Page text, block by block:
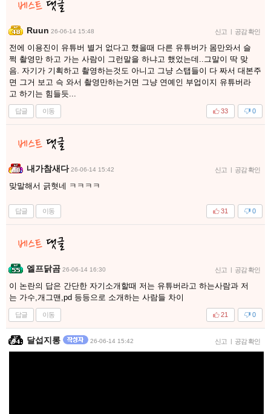
Ruun 26-06-14 15:48 신고 | 공감 확인
전에 이용진이 유튜버 별거 없다고 했을때 다른 유튜버가 몸만와서 슬
쩍 촬영만 하고 가는 사람이 그런말을 하냐고 했었는데..그말이 딱 맞
음. 자기가 기획하고 촬영하는것도 아니고 그냥 스탭들이 다 짜서 대본주
면 그거 보고 슥 와서 촬영만하는거면 그냥 연예인 부업이지 유튜버라
고 하기는 힘들듯...
답글 이동 0
33
내가참새다 26-06-14 15:42 신고 | 공감 확인
맞말해서 긁혓네 ㅋㅋㅋㅋ
답글 이동 0
31
엘프닭곰 26-06-14 16:30 신고 | 공감 확인
이 논란의 답은 간단한 자기소개할때 저는 유튜버라고 하는사람과 저
는 가수,개그맨,pd 등등으로 소개하는 사람들 차이
답글 이동 0
21
달섭지롱 26-06-14 15:42 신고 | 공감 확인